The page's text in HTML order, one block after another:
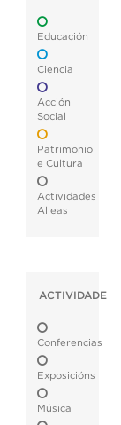
Educación
Ciencia
Acción
Social
Patrimonio
e Cultura
Actividades
Alleas
ACTIVIDADE
Conferencias
Exposicións
Música